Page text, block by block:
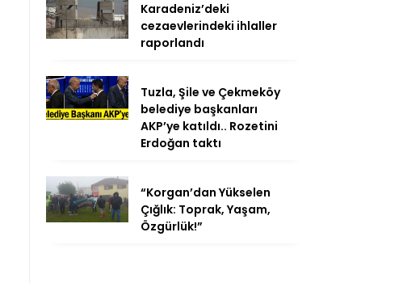
Karadeniz’deki
cezaevlerindeki ihlaller
raporlandı
Tuzla, Şile ve Çekmeköy
belediye başkanları
AKP’ye katıldı.. Rozetini
Erdoğan taktı
“Korgan’dan Yükselen
Çığlık: Toprak, Yaşam,
Özgürlük!”